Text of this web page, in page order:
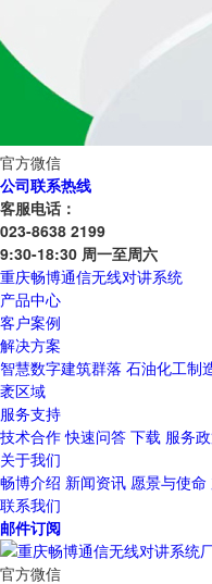
官方微信
公司联系热线
客服电话：
023-8638 2199
9:30-18:30 周一至周六
重庆畅博通信无线对讲系统
产品中心
客户案例
解决方案
智慧数字建筑群落 石油化工制
袤区域
服务支持
技术合作 快速问答 下载 服务
关于我们
畅博介绍 新闻资讯 愿景与使命
联系我们
邮件订阅
官方微信